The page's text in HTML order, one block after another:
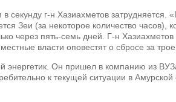
в секунду г-н Хазиахметов
Зеи (за некоторое количество часов),
через пять-семь дней. Г-н
власти оповестят о сбросе за трое
энергетик. Он пришел в компанию из
к текущей ситуации в